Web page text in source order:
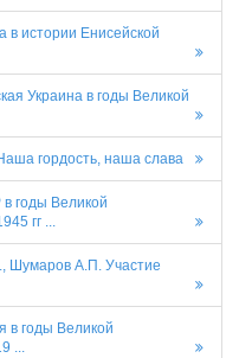
в истории Енисейской
Украина в годы Великой
гордость, наша слава
годы Великой
гг ...
Шумаров А.П. Участие
в годы Великой
...